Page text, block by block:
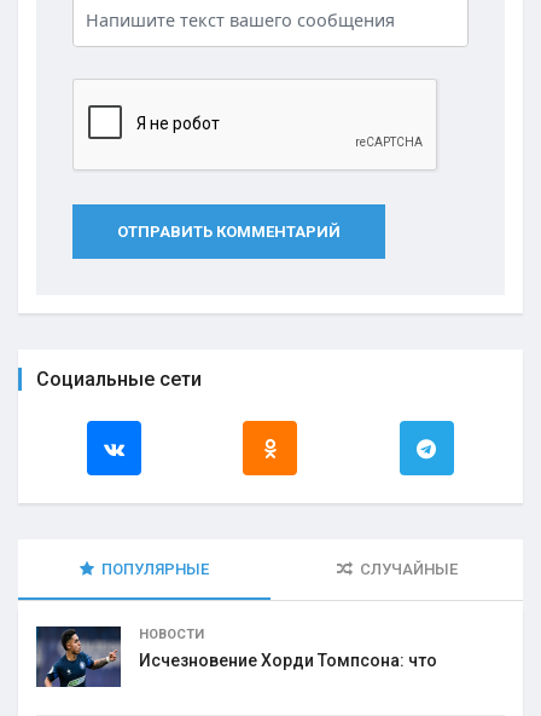
ОТПРАВИТЬ КОММЕНТАРИЙ
Социальные сети
ПОПУЛЯРНЫЕ СЛУЧАЙНЫЕ
НОВОСТИ
Исчезновение Хорди Томпсона: что